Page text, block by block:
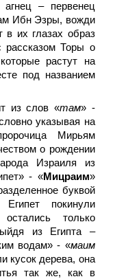
агнец – первенец
Ибн Эзры, вожди
в их глазах образ
рассказом Торы о
растут на
под названием
из слов «там» -
указывая на
Мирьям
о рождении
Израиля из
- «Мицраим»
буквой
покинули
только
из Египта –
водам» - «маим
кусок дерева, она
так же, как в